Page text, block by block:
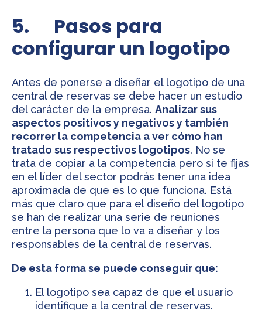
5. Pasos para
configurar un logotipo
Antes de ponerse a diseñar el logotipo de una
central de reservas se debe hacer un estudio
del carácter de la empresa. Analizar sus
aspectos positivos y negativos y también
recorrer la competencia a ver cómo han
tratado sus respectivos logotipos. No se
trata de copiar a la competencia pero si te fijas
en el líder del sector podrás tener una idea
aproximada de que es lo que funciona. Está
más que claro que para el diseño del logotipo
se han de realizar una serie de reuniones
entre la persona que lo va a diseñar y los
responsables de la central de reservas.
De esta forma se puede conseguir que:
El logotipo sea capaz de que el usuario
identifique a la central de reservas.